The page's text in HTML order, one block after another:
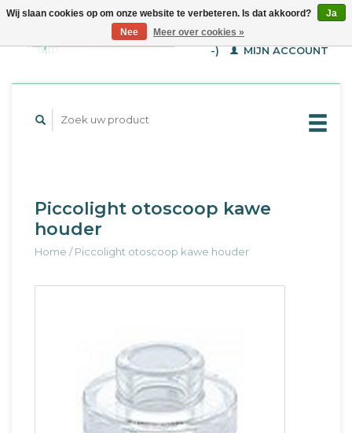
WINKELWAGEN (€--,-
-)
MIJN ACCOUNT
Piccolight otoscoop kawe
houder
Home /Piccolight otoscoop kawe houder
Wij slaan cookies op om onze website te verbeteren. Is dat akkoord?
Ja
Nee
Meer over cookies »